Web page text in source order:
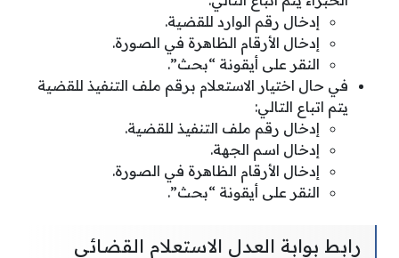
إدخال رقم الوارد للقضية.
إدخال الأرقام الظاهرة في الصورة.
النقر على أيقونة “بحث”.
في حال اختيار الاستعلام برقم ملف التنفيذ للقضية
يتم اتباع التالي:
إدخال رقم ملف التنفيذ للقضية.
إدخال اسم الجهة.
إدخال الأرقام الظاهرة في الصورة.
النقر على أيقونة “بحث”.
رابط بوابة العدل الاستعلام القضائي